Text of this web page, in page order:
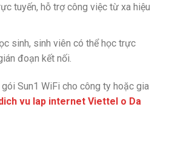
tuyến, hỗ trợ công việc từ xa hiệu
sinh, sinh viên có thể học trực
đoạn kết nối.
Sun1 WiFi cho công ty hoặc gia
vu lap internet Viettel o Da